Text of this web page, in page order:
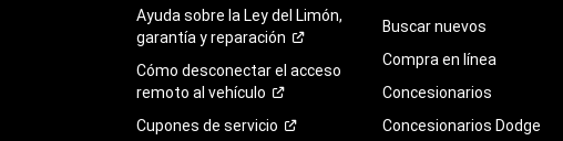
Ayuda sobre la Ley del Limón,
garantía yreparación
Cómo desconectar el acceso
remoto al vehículo
Cupones de servicio
Buscar nuevos
Compra en línea
Concesionarios
Concesionarios Dodge